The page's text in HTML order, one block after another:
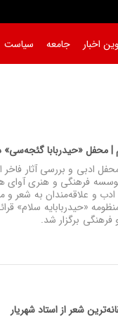
اخبار جامعه سیاست
| محفل «حیدربابا گئجه‌سی»
ادبی و بررسی آثار
فرهنگی و هنری آوای
و علاقه‌مندان به شعر و
«حیدربابایه
برگزار شد.
شعر از استاد شهریار